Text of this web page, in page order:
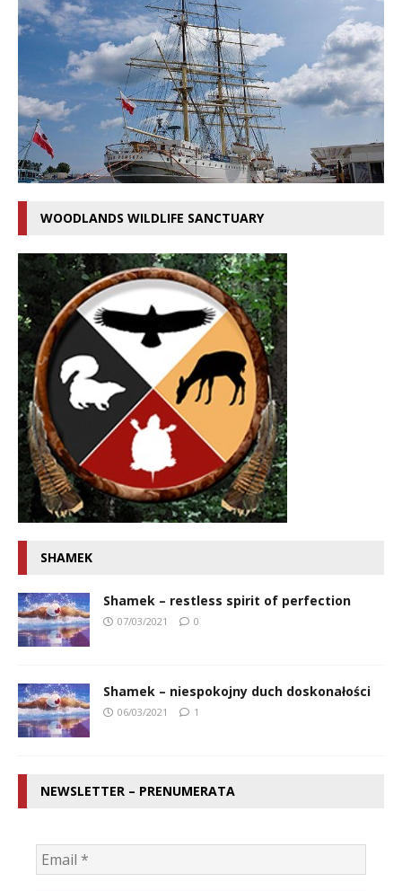
WOODLANDS WILDLIFE SANCTUARY
SHAMEK
Shamek – restless spirit of perfection
07/03/2021 0
Shamek – niespokojny duch doskonałości
06/03/2021 1
NEWSLETTER – PRENUMERATA